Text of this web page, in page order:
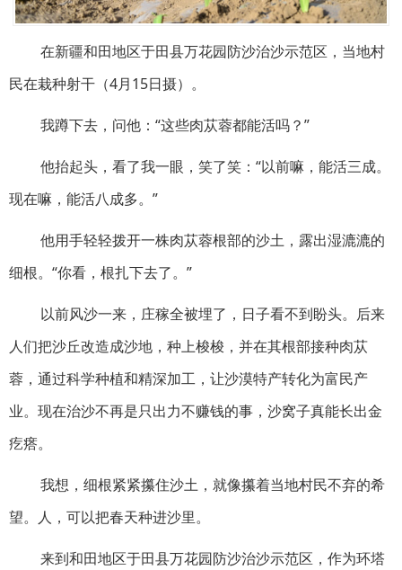
在新疆和田地区于田县万花园防沙治沙示范区，当地村
民在栽种射干（4月15日摄）。
我蹲下去，问他：“这些肉苁蓉都能活吗？”
他抬起头，看了我一眼，笑了笑：“以前嘛，能活三成。
现在嘛，能活八成多。”
他用手轻轻拨开一株肉苁蓉根部的沙土，露出湿漉漉的
细根。“你看，根扎下去了。”
以前风沙一来，庄稼全被埋了，日子看不到盼头。后来
人们把沙丘改造成沙地，种上梭梭，并在其根部接种肉苁
蓉，通过科学种植和精深加工，让沙漠特产转化为富民产
业。现在治沙不再是只出力不赚钱的事，沙窝子真能长出金
疙瘩。
我想，细根紧紧攥住沙土，就像攥着当地村民不弃的希
望。人，可以把春天种进沙里。
来到和田地区于田县万花园防沙治沙示范区，作为环塔